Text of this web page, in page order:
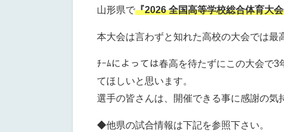
山形県で『2026全国高等学校総合体育大会
本大会は言わずと知れた高校の大会では最
ﾁｰﾑによっては春高を待たずにこの大会で
てほしいと思います。
選手の皆さんは、開催できる事に感謝の気
◆他県の試合情報は下記を参照下さい。